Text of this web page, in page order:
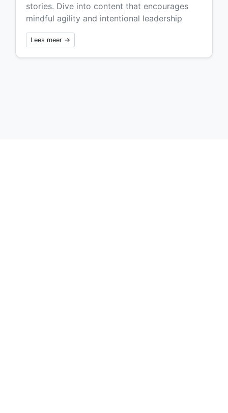
stories. Dive into content that encourages
mindful agility and intentional leadership
Lees meer →